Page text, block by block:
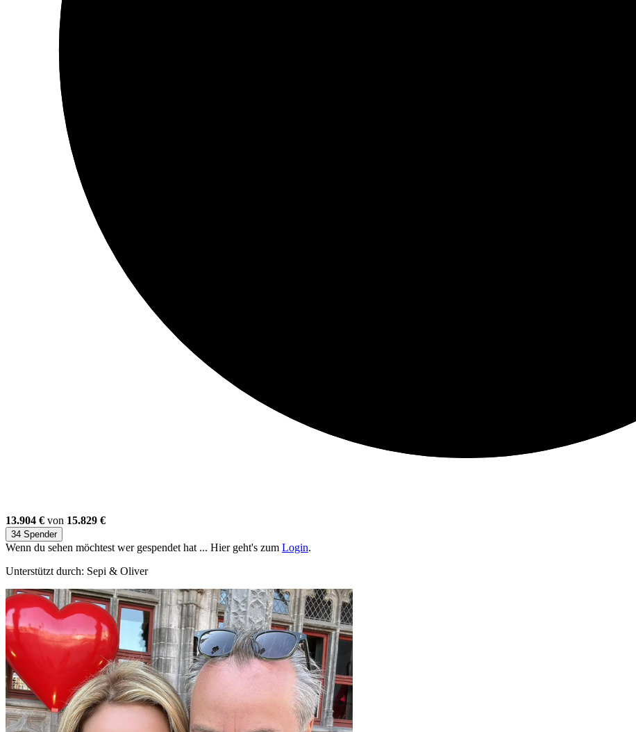
13.904 € von 15.829 €
34 Spender
Wenn du sehen möchtest wer gespendet hat ... Hier geht's zum Login.
Unterstützt durch: Sepi & Oliver